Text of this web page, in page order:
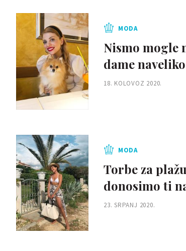
MODA
Nismo mogle
dame
18. KOLOVOZ 2020.
MODA
Torbe za
donosimo ti
23. SRPANJ 2020.